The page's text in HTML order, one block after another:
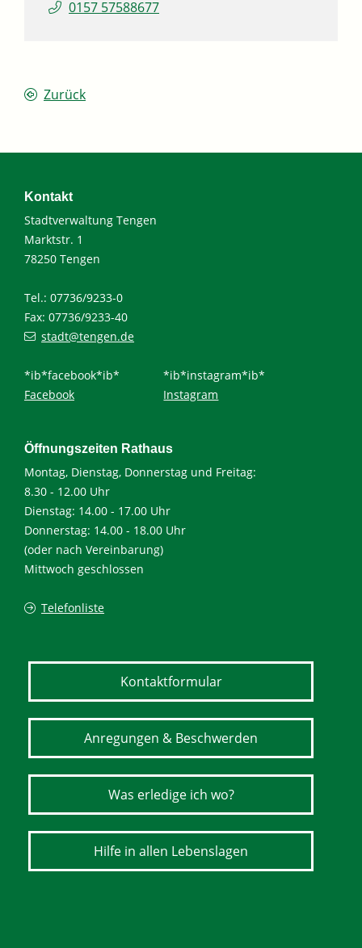
0157 57588677
Zurück
Kontakt
Stadtverwaltung Tengen
Marktstr. 1
78250 Tengen
Tel.: 07736/9233-0
Fax: 07736/9233-40
stadt@tengen.de
*ib*facebook*ib*
Facebook
*ib*instagram*ib*
Instagram
Öffnungszeiten Rathaus
Montag, Dienstag, Donnerstag und Freitag:
8.30 - 12.00 Uhr
Dienstag: 14.00 - 17.00 Uhr
Donnerstag: 14.00 - 18.00 Uhr
(oder nach Vereinbarung)
Mittwoch geschlossen
Telefonliste
Kontaktformular
Anregungen & Beschwerden
Was erledige ich wo?
Hilfe in allen Lebenslagen